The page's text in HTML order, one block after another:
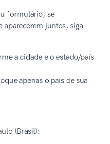
formulário, se
aparecerem juntos, siga
a cidade e o estado/país
apenas o país de sua
(Brasil):